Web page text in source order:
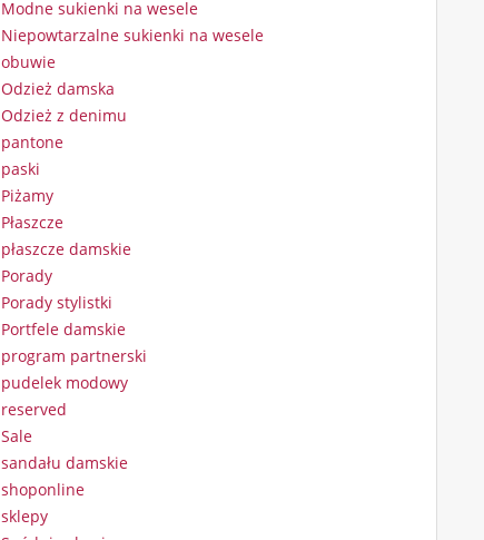
Modne sukienki na wesele
Niepowtarzalne sukienki na wesele
obuwie
Odzież damska
Odzież z denimu
pantone
paski
Piżamy
Płaszcze
płaszcze damskie
Porady
Porady stylistki
Portfele damskie
program partnerski
pudelek modowy
reserved
Sale
sandału damskie
shoponline
sklepy